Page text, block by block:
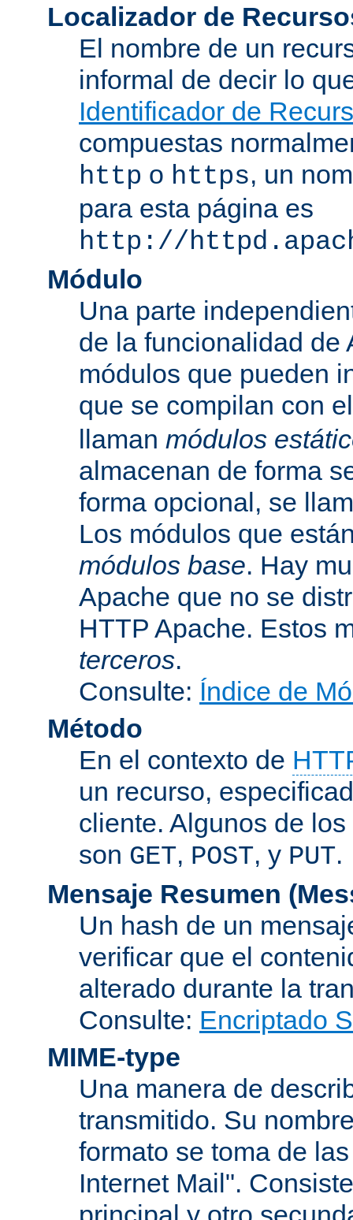
Localizador de
El nombre de un
informal de decir lo
Identificador de
compuestas
http o https, un
para esta página es
http://
Módulo
Una parte
de la funcionalidad de
módulos que pueden
que se compilan con
llaman módulos
almacenan de forma
forma opcional, se
Los módulos que
módulos base. Hay
Apache que no se
HTTP Apache. Estos
terceros.
Consulte: Índice de
Método
En el contexto de
un recurso,
cliente. Algunos de
son GET, POST, y PUT.
Mensaje Resumen
Un hash de un
verificar que el
alterado durante la
Consulte: Encriptado
MIME-type
Una manera de
transmitido. Su
formato se toma de
Internet Mail".